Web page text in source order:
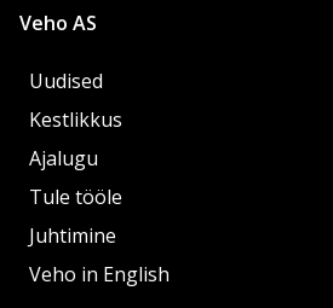
Veho AS
Uudised
Kestlikkus
Ajalugu
Tule tööle
Juhtimine
Veho in English